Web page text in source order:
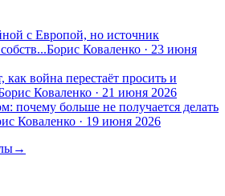
с Европой, но источник
Борис Коваленко · 23 июня
как война перестаёт просить и
Коваленко · 21 июня 2026
почему больше не получается делать
Коваленко · 19 июня 2026
→